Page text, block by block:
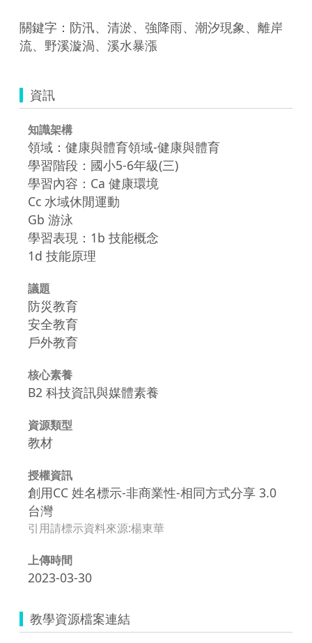
關鍵字：防汛、清淤、強降雨、潮汐現象、離岸
流、野溪漩渦、溪水暴漲
資訊
知識架構
領域：健康與體育領域-健康與體育
學習階段：國小5-6年級(三)
學習內容：Ca 健康環境
Cc 水域休閒運動
Gb 游泳
學習表現：1b 技能概念
1d 技能原理
議題
防災教育
安全教育
戶外教育
核心素養
B2 科技資訊與媒體素養
資源類型
教材
授權資訊
創用CC 姓名標示-非商業性-相同方式分享 3.0
台灣
引用請標示資料來源:楊東華
上傳時間
2023-03-30
教學資源檔案連結